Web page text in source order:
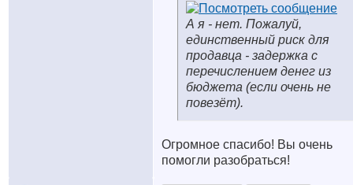
А я - нет. Пожалуй,
единственный риск для
продавца - задержка с
перечислением денег из
бюджета (если очень не
повезёт).
Огромное спасибо! Вы очень
помогли разобраться!